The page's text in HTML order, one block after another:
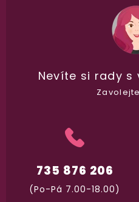
98%
recenzí
100%
Dodání do 2.
Na rychlosti
735 876 206
(Po-Pá 7.00-18.00)
Nevíte si rady s